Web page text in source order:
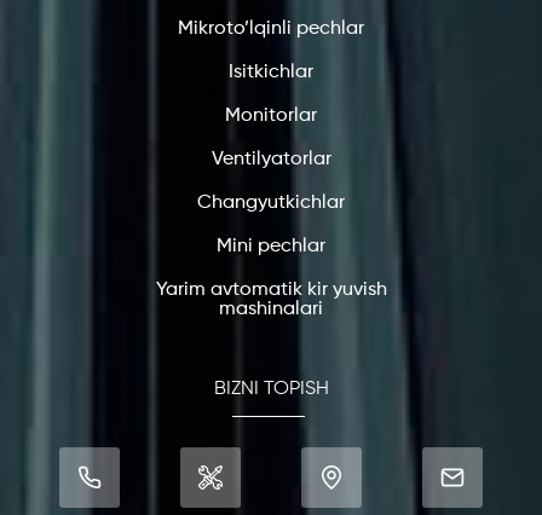
Mikroto’lqinli pechlar
Isitkichlar
Monitorlar
Ventilyatorlar
Changyutkichlar
Mini pechlar
Yarim avtomatik kir yuvish
mashinalari
BIZNI TOPISH